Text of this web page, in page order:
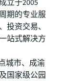
立于2005
期的专业服
投资交易、
站式解决方
城市、成渝
国家级公园